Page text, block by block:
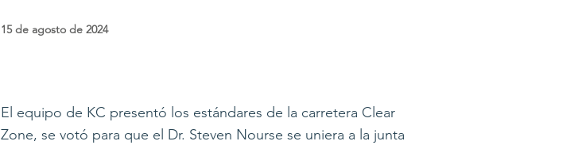
15 de agosto de 2024
El equipo de KC presentó los estándares de la carretera Clear
Zone, se votó para que el Dr. Steven Nourse se uniera a la junta